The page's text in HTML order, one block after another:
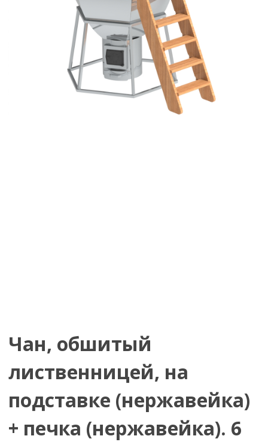
Чан, обшитый
лиственницей, на
подставке (нержавейка)
+ печка (нержавейка). 6